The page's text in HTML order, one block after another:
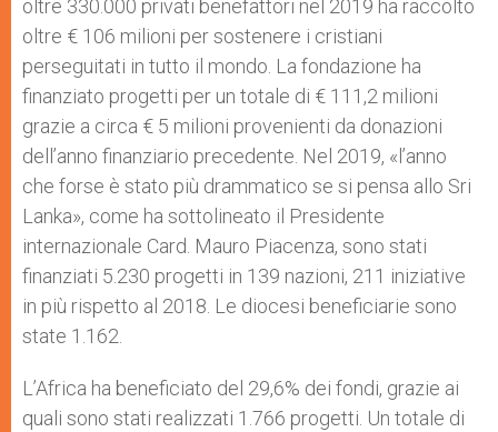
oltre 330.000 privati benefattori nel 2019 ha raccolto
oltre € 106 milioni per sostenere i cristiani
perseguitati in tutto il mondo. La fondazione ha
finanziato progetti per un totale di € 111,2 milioni
grazie a circa € 5 milioni provenienti da donazioni
dell’anno finanziario precedente. Nel 2019, «l’anno
che forse è stato più drammatico se si pensa allo Sri
Lanka», come ha sottolineato il Presidente
internazionale Card. Mauro Piacenza, sono stati
finanziati 5.230 progetti in 139 nazioni, 211 iniziative
in più rispetto al 2018. Le diocesi beneficiarie sono
state 1.162.
L’Africa ha beneficiato del 29,6% dei fondi, grazie ai
quali sono stati realizzati 1.766 progetti. Un totale di